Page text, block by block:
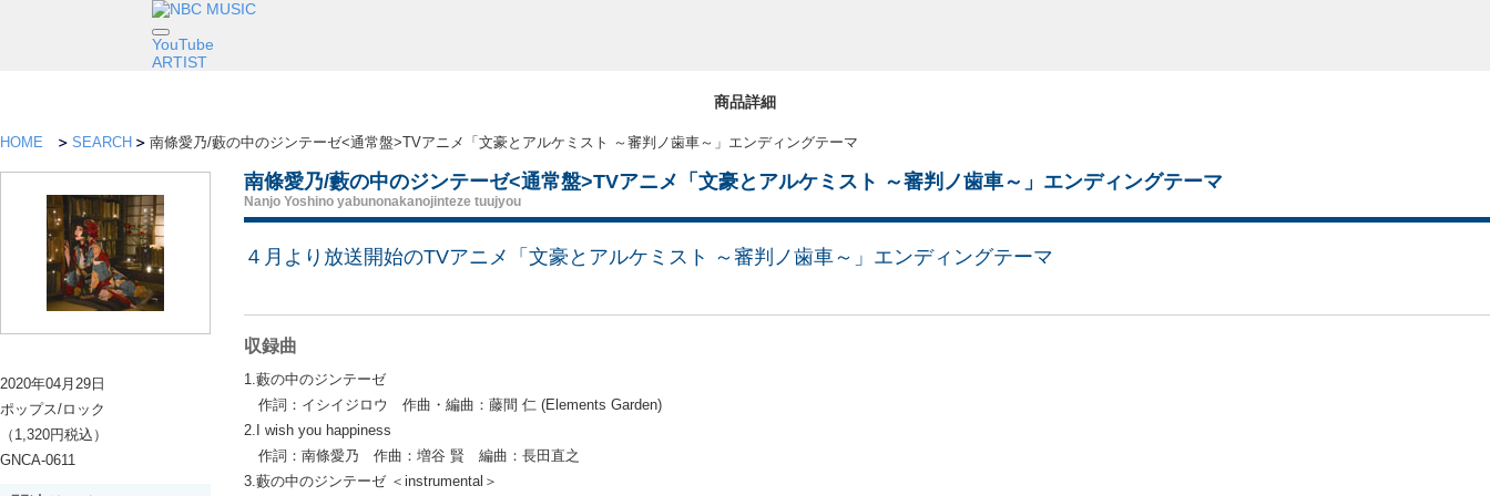
YouTube
ARTIST
商品詳細
HOME SEARCH 南條愛乃/藪の中のジンテーゼ<通常盤>TVアニメ「文豪とアルケミスト ～審判ノ歯車～」エンディングテーマ
2020年04月29日
ポップス/ロック
（1,320円税込）
GNCA-0611
南條愛乃/藪の中のジンテーゼ<通常盤>TVアニメ「文豪とアルケミスト ～審判ノ歯車～」エンディングテーマ
Nanjo Yoshino yabunonakanojinteze tuujyou
４月より放送開始のTVアニメ「文豪とアルケミスト ～審判ノ歯車～」エンディングテーマ
収録曲
1.藪の中のジンテーゼ
作詞：イシイジロウ 作曲・編曲：藤間 仁 (Elements Garden)
2.I wish you happiness
作詞：南條愛乃 作曲：増谷 賢 編曲：長田直之
3.藪の中のジンテーゼ ＜instrumental＞